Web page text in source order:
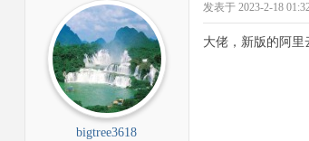
bigtree3618
发表于 2023-2-18
大佬，新版的阿里